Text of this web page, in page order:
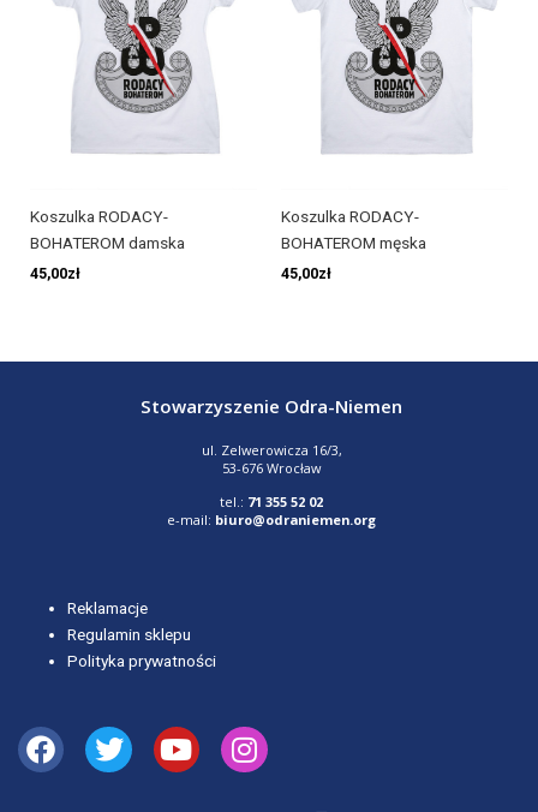
Koszulka RODACY-
BOHATEROM damska
45,00zł
Koszulka RODACY-
BOHATEROM męska
45,00zł
Stowarzyszenie Odra-Niemen
ul. Zelwerowicza 16/3,
53-676 Wrocław
tel.: 71 355 52 02
e-mail: biuro@odraniemen.org
Reklamacje
Regulamin sklepu
Polityka prywatności
Facebook
TwitterYoutubeInstagram